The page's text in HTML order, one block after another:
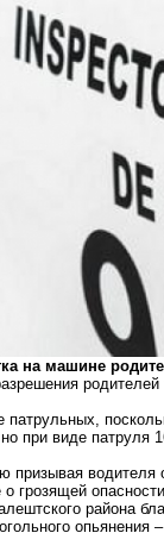
на машине
при виде патруля
водителя
грозящей
района
опьянения